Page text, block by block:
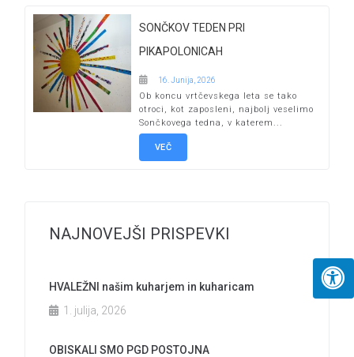
SONČKOV TEDEN PRI
PIKAPOLONICAH
16. Junija, 2026
Ob koncu vrtčevskega leta se tako
otroci, kot zaposleni, najbolj veselimo
Sončkovega tedna, v katerem...
VEČ
NAJNOVEJŠI PRISPEVKI
HVALEŽNI našim kuharjem in kuharicam
1. julija, 2026
OBISKALI SMO PGD POSTOJNA